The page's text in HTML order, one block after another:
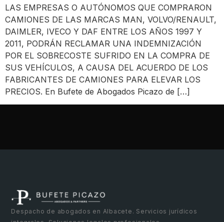
LAS EMPRESAS O AUTÓNOMOS QUE COMPRARON
CAMIONES DE LAS MARCAS MAN, VOLVO/RENAULT,
DAIMLER, IVECO Y DAF ENTRE LOS AÑOS 1997 Y
2011, PODRÁN RECLAMAR UNA INDEMNIZACIÓN
POR EL SOBRECOSTE SUFRIDO EN LA COMPRA DE
SUS VEHÍCULOS, A CAUSA DEL ACUERDO DE LOS
FABRICANTES DE CAMIONES PARA ELEVAR LOS
PRECIOS. En Bufete de Abogados Picazo de […]
Despacho de abogados en Albacete. Servicios jurídicos